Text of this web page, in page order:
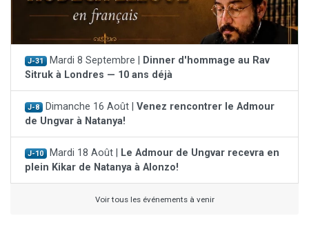
J-31 Mardi 8 Septembre |
Dinner d'hommage au Rav
Sitruk à Londres — 10 ans déjà
J-8 Dimanche 16 Août | Venez rencontrer le Admour
de Ungvar à Natanya!
J-10 Mardi 18 Août |
Le Admour de Ungvar recevra en
plein Kikar de Natanya à Alonzo!
Voir tous les événements à venir